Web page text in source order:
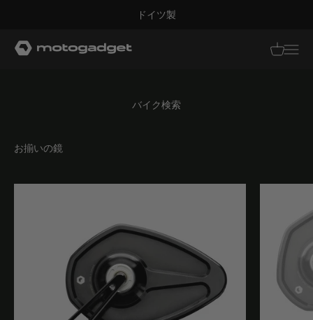
ドイツ製
翻訳
モトガジェット社 翻訳があ
バイク検索
お揃いの鏡